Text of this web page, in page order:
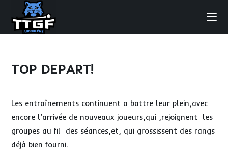
content
TOP DEPART!
Les entraînements continuent a battre leur plein,avec
encore l’arrivée de nouveaux joueurs,qui ,rejoignent les
groupes au fil des séances,et, qui grossissent des rangs
déjà bien fourni.